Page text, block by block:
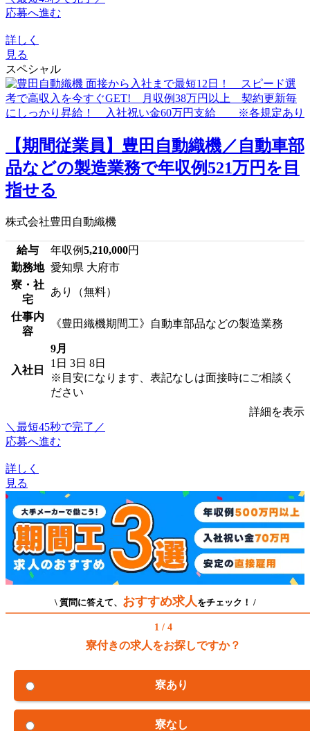
応募へ進む
詳しく
見る
スペシャル
【期間従業員】豊田自動織機／自動車部
品などの製造業務で年収例521万円を目
指せる
株式会社豊田自動織機
給与 年収例5,210,000円
勤務地 愛知県 大府市
寮・社
宅
あり（無料）
仕事内
容
《豊田織機期間工》自動車部品などの製造業務
入社日
9月
1日 3日 8日
※目安になります、表記なしは面接時にご相談く
ださい
詳細を表示
＼最短45秒で完了／
応募へ進む
詳しく
見る
\ 質問に答えて、 おすすめ求人 をチェック！ /
1 / 4
寮付きの求人をお探しですか？
寮あり
寮なし